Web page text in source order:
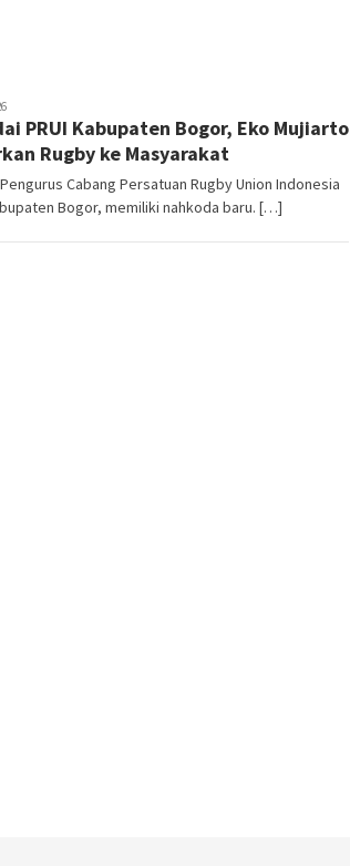
PRUI Kabupaten Bogor, Eko Mujiarto
Rugby ke Masyarakat
Cabang Persatuan Rugby Union Indonesia
Bogor, memiliki nahkoda baru. […]